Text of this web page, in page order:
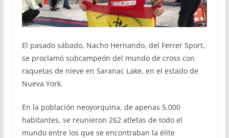
El pasado sábado, Nacho Hernando, del Ferrer Sport,
se proclamó subcampeón del mundo de cross con
raquetas de nieve en Saranac Lake, en el estado de
Nueva York.
En la población neoyorquina, de apenas 5.000
habitantes, se reunieron 262 atletas de todo el
mundo entre los que se encontraban la élite